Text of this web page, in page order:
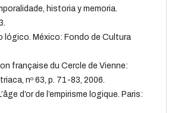
historia y memoria.
lógico. México: Fondo de Cultura
française du Cercle de Vienne:
nº 63, p. 71-83, 2006.
d’or de l’empirisme logique. Paris: